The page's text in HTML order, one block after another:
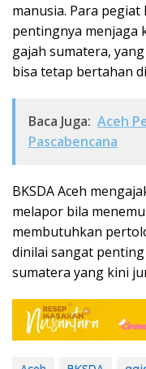
manusia. Para
pentingnya menjaga
gajah sumatera,
bisa tetap bertahan
Baca Juga: Aceh
Pascabencana
BKSDA Aceh
melapor bila
membutuhkan
dinilai sangat
sumatera yang kini